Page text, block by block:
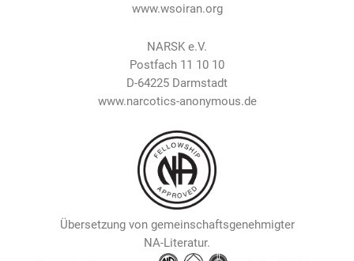
www.wsoiran.org
NARSK e.V.
Postfach 11 10 10
D-64225 Darmstadt
www.narcotics-anonymous.de
Übersetzung von gemeinschaftsgenehmigter
NA-Literatur.